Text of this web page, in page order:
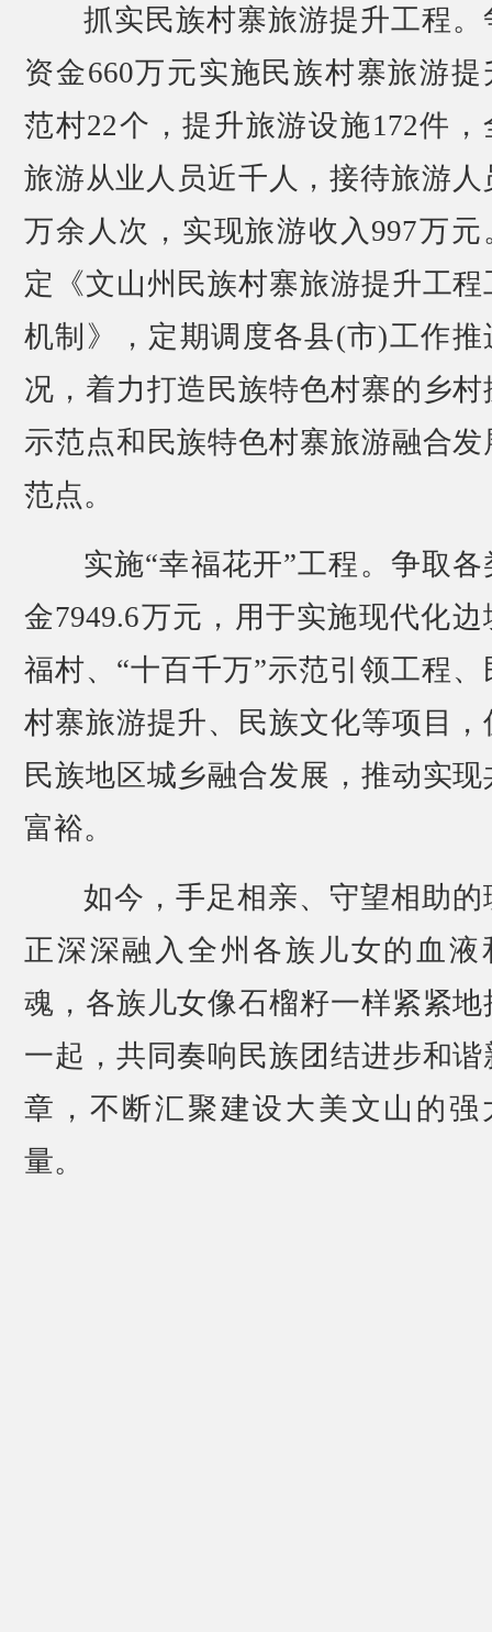
抓实民族村寨旅游提升工程。
资金660万元实施民族村寨旅游提
范村22个，提升旅游设施172件，
旅游从业人员近千人，接待旅游人
万余人次，实现旅游收入997万元
定《文山州民族村寨旅游提升工程
机制》，定期调度各县(市)工作推
况，着力打造民族特色村寨的乡村
示范点和民族特色村寨旅游融合发
范点。
实施“幸福花开”工程。争取各
金7949.6万元，用于实施现代化边
福村、“十百千万”示范引领工程、
村寨旅游提升、民族文化等项目，
民族地区城乡融合发展，推动实现
富裕。
如今，手足相亲、守望相助的
正深深融入全州各族儿女的血液
魂，各族儿女像石榴籽一样紧紧地
一起，共同奏响民族团结进步和谐
章，不断汇聚建设大美文山的强
量。